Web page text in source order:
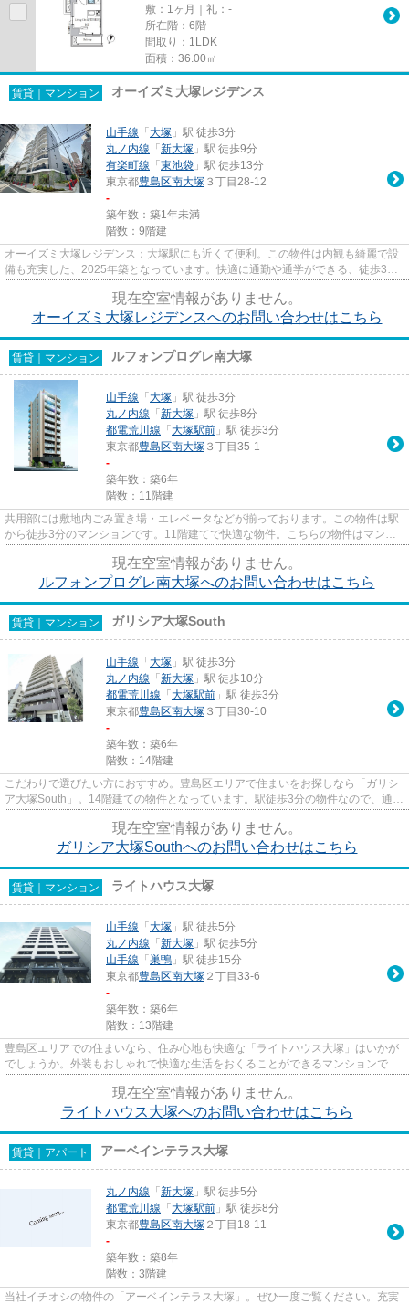
敷：1ヶ月｜礼：-
所在階：6階
間取り：1LDK
面積：36.00㎡
賃貸｜マンション オーイズミ大塚レジデンス
山手線 「 大塚 」駅 徒歩3分
丸ノ内線 「 新大塚 」駅 徒歩9分
有楽町線 「 東池袋 」駅 徒歩13分
東京都豊島区南大塚 ３丁目28-12
-
築年数：築1年未満
階数：9階建
オーイズミ大塚レジデンス：大塚駅にも近くて便利。この物件は内観も綺麗で設
備も充実した、2025年築となっています。快適に通勤や通学ができる、徒歩3分
現在空室情報がありません。
オーイズミ大塚レジデンスへのお問い合わせはこちら
賃貸｜マンション ルフォンプログレ南大塚
山手線 「 大塚 」駅 徒歩3分
丸ノ内線 「 新大塚 」駅 徒歩8分
都電荒川線 「 大塚駅前 」駅 徒歩3分
東京都豊島区南大塚 ３丁目35-1
-
築年数：築6年
階数：11階建
共用部には敷地内ごみ置き場・エレベータなどが揃っております。この物件は駅
から徒歩3分のマンションです。11階建てで快適な物件。こちらの物件はマンシ
現在空室情報がありません。
ルフォンプログレ南大塚へのお問い合わせはこちら
賃貸｜マンション ガリシア大塚South
山手線 「 大塚 」駅 徒歩3分
丸ノ内線 「 新大塚 」駅 徒歩10分
都電荒川線 「 大塚駅前 」駅 徒歩3分
東京都豊島区南大塚 ３丁目30-10
-
築年数：築6年
階数：14階建
こだわりで選びたい方におすすめ。豊島区エリアで住まいをお探しなら「ガリシ
ア大塚South」。14階建ての物件となっています。駅徒歩3分の物件なので、通
現在空室情報がありません。
ガリシア大塚Southへのお問い合わせはこちら
賃貸｜マンション ライトハウス大塚
山手線 「 大塚 」駅 徒歩5分
丸ノ内線 「 新大塚 」駅 徒歩5分
山手線 「 巣鴨 」駅 徒歩15分
東京都豊島区南大塚 ２丁目33-6
-
築年数：築6年
階数：13階建
豊島区エリアでの住まいなら、住み心地も快適な「ライトハウス大塚」はいかが
でしょうか。外装もおしゃれで快適な生活をおくることができるマンションで
現在空室情報がありません。
ライトハウス大塚へのお問い合わせはこちら
賃貸｜アパート アーベインテラス大塚
丸ノ内線 「 新大塚 」駅 徒歩5分
都電荒川線 「 大塚駅前 」駅 徒歩8分
東京都豊島区南大塚 ２丁目18-11
-
築年数：築8年
階数：3階建
当社イチオシの物件の「アーベインテラス大塚」。ぜひ一度ご覧ください。充実